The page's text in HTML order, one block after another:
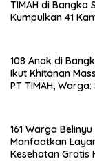
TIMAH di Bangka
Kumpulkan 41
108 Anak di
Ikut Khitanan
PT TIMAH,
161 Warga Belinyu
Manfaatkan
Kesehatan Gratis